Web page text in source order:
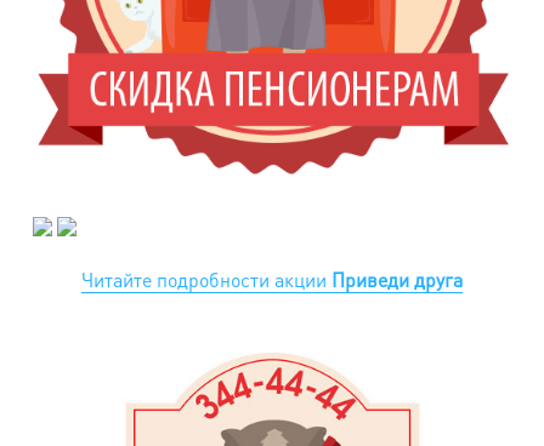
Читайте подробности акции Приведи друга